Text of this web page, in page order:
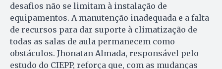
desafios não se limitam à instalação de
equipamentos. A manutenção inadequada e a falta
de recursos para dar suporte à climatização de
todas as salas de aula permanecem como
obstáculos. Jhonatan Almada, responsável pelo
estudo do CIEPP, reforça que, com as mudanças